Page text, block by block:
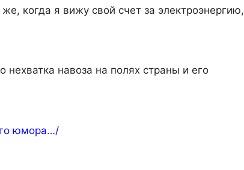
когда я вижу свой счет за электроэнергию,
навоза на полях страны и его
юмора…/